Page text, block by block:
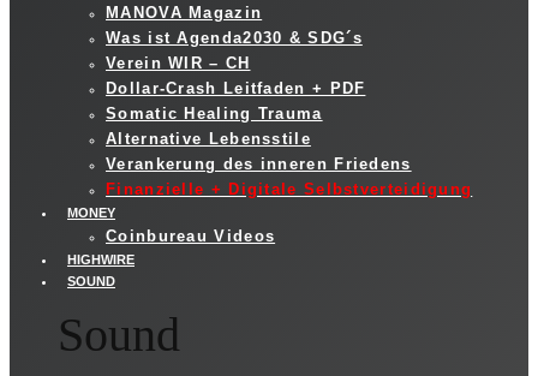
MANOVA Magazin
Was ist Agenda2030 & SDG´s
Verein WIR – CH
Dollar-Crash Leitfaden + PDF
Somatic Healing Trauma
Alternative Lebensstile
Verankerung des inneren Friedens
Finanzielle + Digitale Selbstverteidigung
MONEY
Coinbureau Videos
HIGHWIRE
SOUND
Sound